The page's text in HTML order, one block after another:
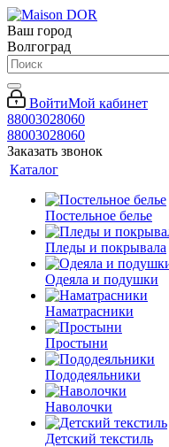
Ваш город
Волгоград
ВойтиМой кабинет
88003028060
88003028060
Заказать звонок
Каталог
Постельное белье
Пледы и покрывала
Одеяла и подушки
Наматрасники
Простыни
Пододеяльники
Наволочки
Детский текстиль